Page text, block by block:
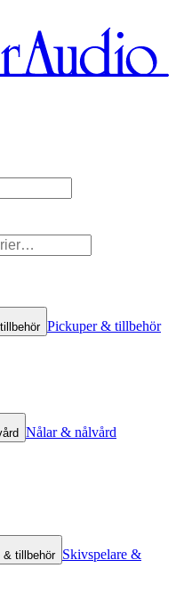
Pickuper & tillbehör
Nålar & nålvård
& tillbehör Skivspelare &